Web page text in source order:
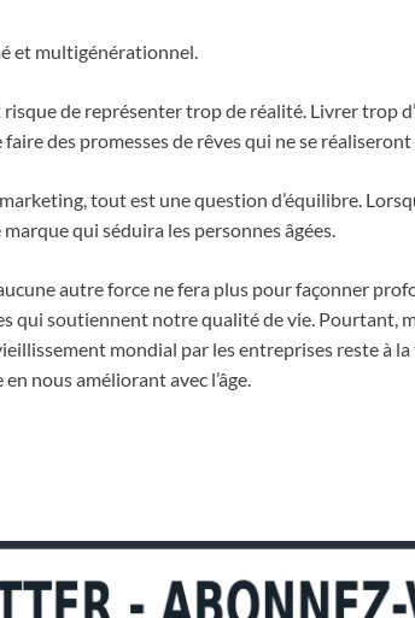
et multigénérationnel.
risque de représenter trop de réalité. Livrer trop
des promesses de rêves qui ne se réaliseront
tout est une question d’équilibre.
qui séduira les personnes âgées.
autre force ne fera plus pour façonner
qui soutiennent notre qualité de vie. Pourtant,
mondial par les entreprises reste à la
nous améliorant avec l’âge.